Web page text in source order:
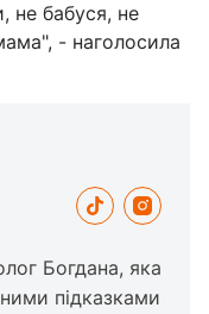
не бабуся, не
- наголосила
Богдана, яка
підказками